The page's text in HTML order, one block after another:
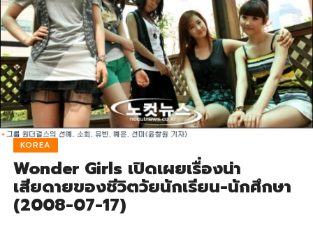
KOREA
Wonder Girls เปิดเผยเรื่องน่า
เสียดายของชีวิตวัยนักเรียน-นักศึกษา
(2008-07-17)